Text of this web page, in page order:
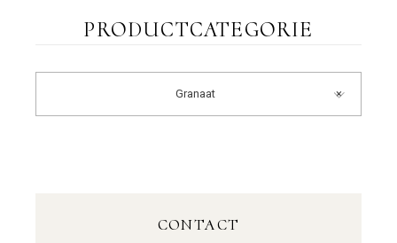
PRODUCTCATEGORIE
×
Granaat
CONTACT